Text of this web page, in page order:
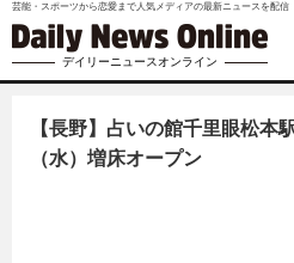
芸能・スポーツから恋愛まで人気メディアの最新ニュースを配信
デイリーニュースオンライン
【長野】占いの館千里眼松本
（水）増床オープン